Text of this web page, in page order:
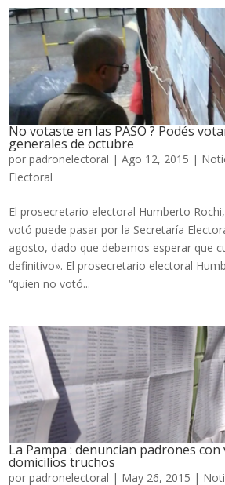
No votaste en las PASO ? Podés
generales de octubre
porpadronelectoral |Ago 12, 2015 |
Electoral
El prosecretario electoral Humberto
votó puede pasar por la Secretaría
agosto, dado que debemos esperar que
definitivo». El prosecretario electoral
“quien no votó...
La Pampa : denuncian padrones
domicilios truchos
porpadronelectoral | May 26, 2015 |